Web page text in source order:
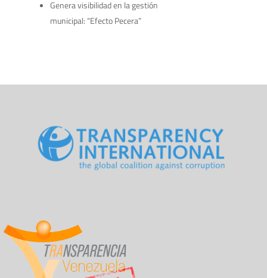
Genera visibilidad en la gestión
municipal: “Efecto Pecera”